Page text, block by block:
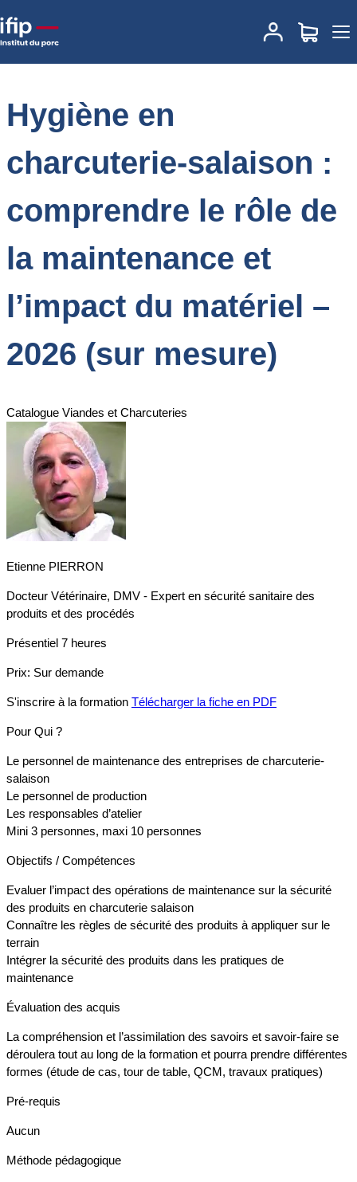
Accueil
Hygiène en
charcuterie-salaison : comprendre le rôle de la maintenance et
Hygiène en
charcuterie-salaison :
comprendre le rôle de
la maintenance et
l’impact du matériel –
2026 (sur mesure)
Catalogue Viandes et Charcuteries
Etienne PIERRON
Docteur Vétérinaire, DMV - Expert en sécurité sanitaire des
produits et des procédés
Présentiel 7 heures
Prix: Sur demande
S'inscrire à la formation Télécharger la fiche en PDF
Pour Qui ?
Le personnel de maintenance des entreprises de charcuterie-
salaison
Le personnel de production
Les responsables d’atelier
Mini 3 personnes, maxi 10 personnes
Objectifs / Compétences
Evaluer l’impact des opérations de maintenance sur la sécurité
des produits en charcuterie salaison
Connaître les règles de sécurité des produits à appliquer sur le
terrain
Intégrer la sécurité des produits dans les pratiques de
maintenance
Évaluation des acquis
La compréhension et l’assimilation des savoirs et savoir-faire se
déroulera tout au long de la formation et pourra prendre différentes
formes (étude de cas, tour de table, QCM, travaux pratiques)
Pré-requis
Aucun
Méthode pédagogique